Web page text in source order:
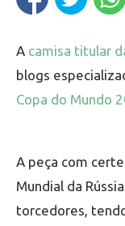
A camisa titular
blogs
Copa do Mundo
A peça com
Mundial da
torcedores,